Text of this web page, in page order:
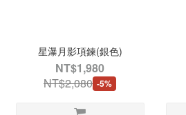
星瀑月影項鍊(銀色)
NT$1,980
NT$2,080 -5%